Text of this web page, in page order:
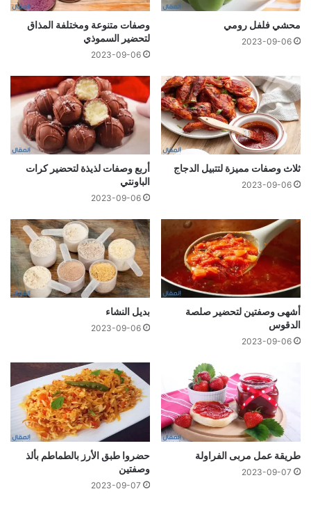
محشي فلفل رومي
2023-09-06
وصفات متنوعة ومختلفة المذاق
لتحضير السموذي
2023-09-06
ثلاث وصفات مميزة لتتبيل الدجاج
2023-09-06
أربع وصفات لذيذة لتحضير كرات
الباونتي
2023-09-06
أشهى وصفتين لتحضير صلصة
الدقوس
2023-09-06
بدیل النشاء
2023-09-06
طريقة عمل مربى الفراولة
2023-09-07
حضروا طبق الأرز بالطماطم بألذ
وصفتين
2023-09-07